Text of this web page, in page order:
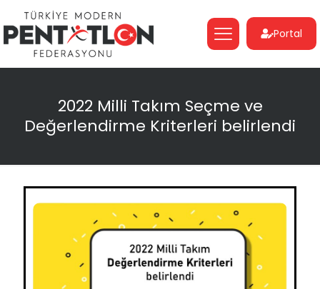
Portal
2022 Milli Takım Seçme ve
Değerlendirme Kriterleri belirlendi